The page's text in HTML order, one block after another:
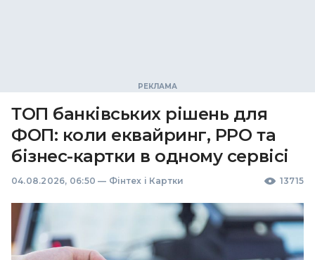
ТОП банківських рішень для
ФОП: коли еквайринг, РРО та
бізнес-картки в одному сервісі
04.08.2026, 06:50 — Фінтех і Картки 13715